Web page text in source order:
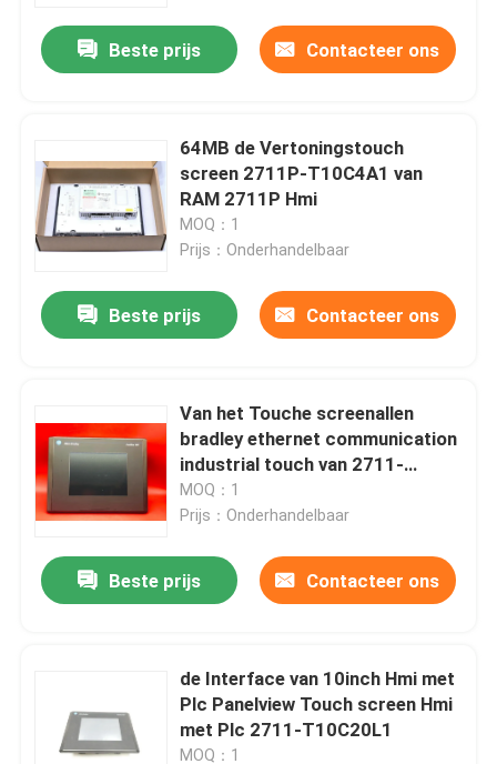
Producten
Fabrieksreis
Contacteer ons
Industriële servomotor
Industriële Servoaandrijving
AC Servoversterker
Beste prijs Contacteer ons
64MB de Vertoningstouch
screen 2711P-T10C4A1 van
RAM 2711P Hmi
MOQ：1
Prijs：Onderhandelbaar
Beste prijs Contacteer ons
Van het Touche screenallen
bradley ethernet communication
industrial touch van 2711-
T10C1X HMI het Scherm Hmi
MOQ：1
Prijs：Onderhandelbaar
Beste prijs Contacteer ons
de Interface van 10inch Hmi met
Plc Panelview Touch screen Hmi
met Plc 2711-T10C20L1
MOQ：1